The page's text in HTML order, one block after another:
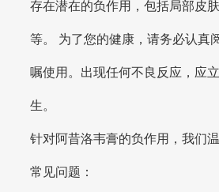
存在潜在的负作用，包括局部皮
等。 为了您的健康，请务必认真
嘱使用。出现任何不良反应，应
生。
针对阿昔洛韦膏的负作用，我们
常见问题：